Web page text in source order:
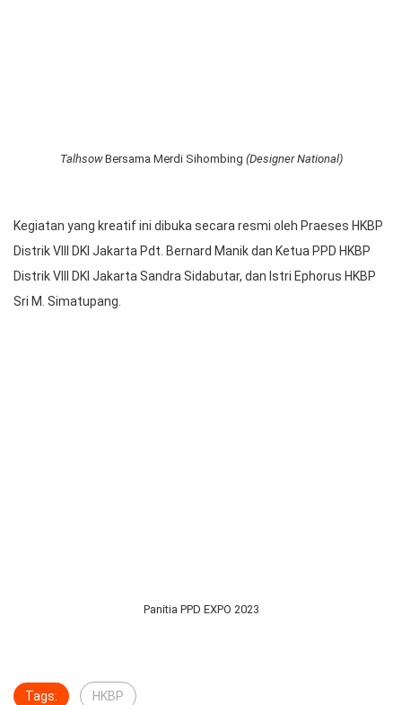
TalhsowBersama Merdi Sihombing (Designer National)
Kegiatan yang kreatif ini dibuka secara resmi oleh Praeses HKBP
Distrik VIII DKI Jakarta Pdt. Bernard Manik dan Ketua PPD HKBP
Distrik VIII DKI Jakarta Sandra Sidabutar, dan Istri Ephorus HKBP
Sri M. Simatupang.
Panitia PPD EXPO 2023
Tags: HKBP